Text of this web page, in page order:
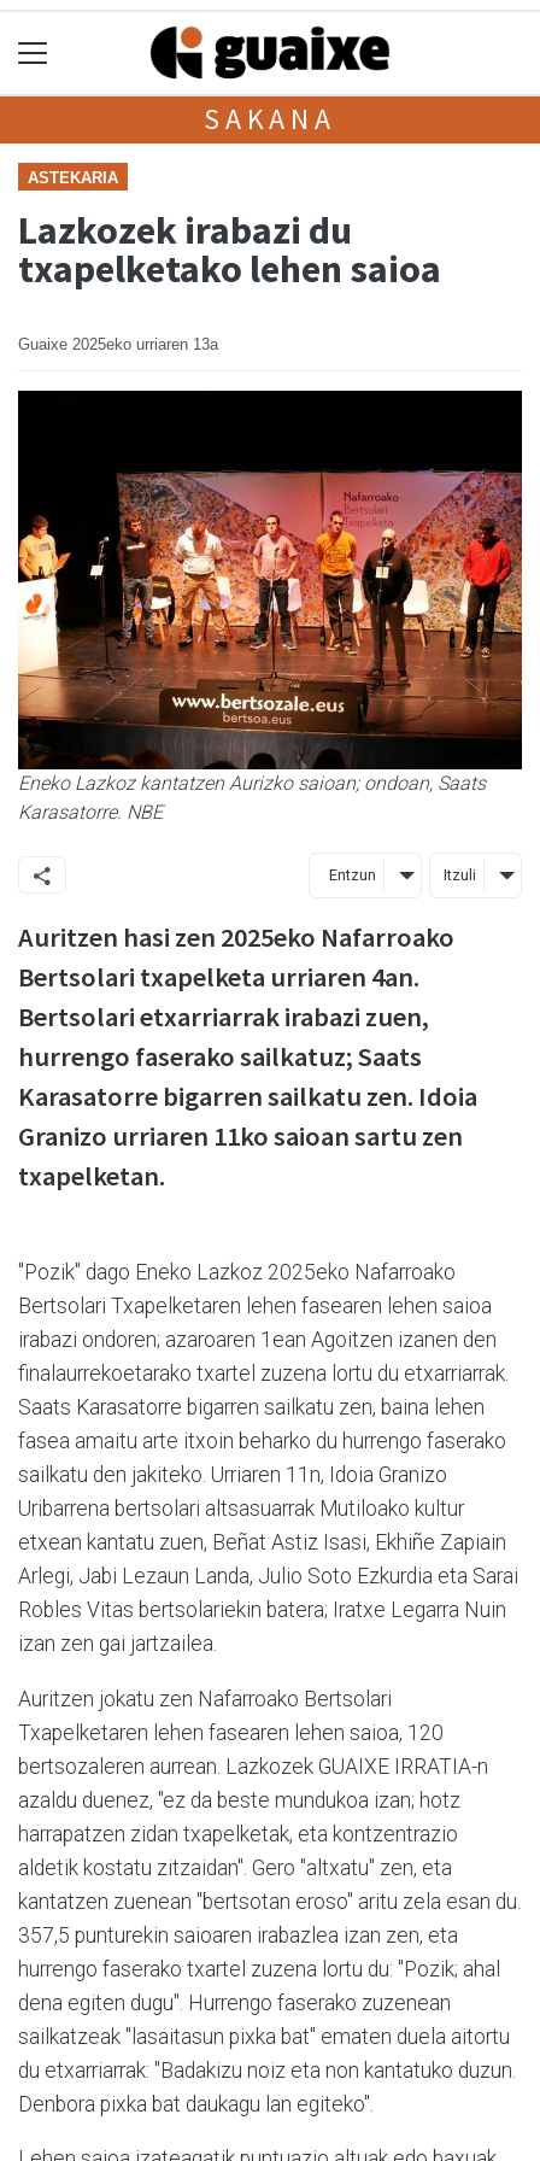
SAKANA
ASTEKARIA
Lazkozek irabazi du
txapelketako lehen saioa
Guaixe 2025eko urriaren 13a
Eneko Lazkoz kantatzen Aurizko saioan; ondoan, Saats
Karasatorre. NBE
Entzun Itzuli
Auritzen hasi zen 2025eko Nafarroako
Bertsolari txapelketa urriaren 4an.
Bertsolari etxarriarrak irabazi zuen,
hurrengo faserako sailkatuz; Saats
Karasatorre bigarren sailkatu zen. Idoia
Granizo urriaren 11ko saioan sartu zen
txapelketan.
"Pozik" dago Eneko Lazkoz 2025eko Nafarroako
Bertsolari Txapelketaren lehen fasearen lehen saioa
irabazi ondoren; azaroaren 1ean Agoitzen izanen den
finalaurrekoetarako txartel zuzena lortu du etxarriarrak.
Saats Karasatorre bigarren sailkatu zen, baina lehen
fasea amaitu arte itxoin beharko du hurrengo faserako
sailkatu den jakiteko. Urriaren 11n, Idoia Granizo
Uribarrena bertsolari altsasuarrak Mutiloako kultur
etxean kantatu zuen, Beñat Astiz Isasi, Ekhiñe Zapiain
Arlegi, Jabi Lezaun Landa, Julio Soto Ezkurdia eta Sarai
Robles Vitas bertsolariekin batera; Iratxe Legarra Nuin
izan zen gai jartzailea.
Auritzen jokatu zen Nafarroako Bertsolari
Txapelketaren lehen fasearen lehen saioa, 120
bertsozaleren aurrean. Lazkozek GUAIXE IRRATIA-n
azaldu duenez, "ez da beste mundukoa izan; hotz
harrapatzen zidan txapelketak, eta kontzentrazio
aldetik kostatu zitzaidan". Gero "altxatu" zen, eta
kantatzen zuenean "bertsotan eroso" aritu zela esan du.
357,5 punturekin saioaren irabazlea izan zen, eta
hurrengo faserako txartel zuzena lortu du: "Pozik; ahal
dena egiten dugu". Hurrengo faserako zuzenean
sailkatzeak "lasaitasun pixka bat" ematen duela aitortu
du etxarriarrak: "Badakizu noiz eta non kantatuko duzun.
Denbora pixka bat daukagu lan egiteko".